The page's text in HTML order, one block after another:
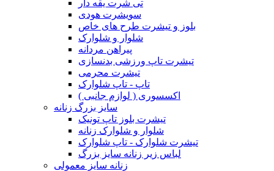
تی شرت یقه دار
سویشرت هودی
بلوز و تیشرت طرح های خاص
شلوار و شلوارک
پیراهن مردانه
تیشرت تاپ ورزشی بدنسازی
تیشرت محرمی
تاپ - تاپ شلوارک
اکسسوری ( لوازم جانبی )
سایز بزرگ زنانه
تیشرت بلوز تاپ تونیک
شلوار و شلوارک زنانه
تیشرت شلوارک - تاپ شلوارک
لباس زیر زنانه سایز بزرگ
زنانه سایز معمولی